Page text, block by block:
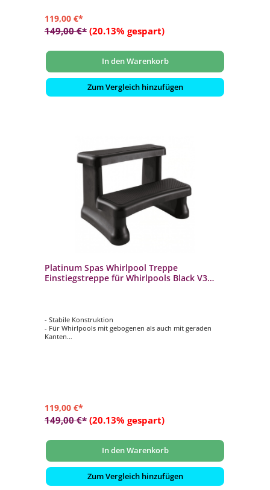
119,00 €*
149,00 €* (20.13% gespart)
In den Warenkorb
Zum Vergleich hinzufügen
Platinum Spas Whirlpool Treppe
Einstiegstreppe für Whirlpools Black V3
- Stabile Konstruktion
- Für Whirlpools mit gebogenen als auch mit geraden
Kanten
119,00 €*
149,00 €* (20.13% gespart)
In den Warenkorb
Zum Vergleich hinzufügen